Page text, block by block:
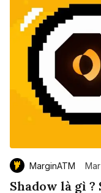
MarginATM
Shadow là gì ?